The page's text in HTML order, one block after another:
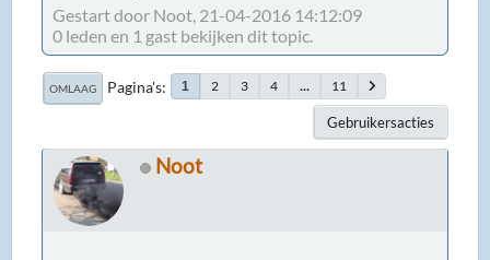
Gestart door Noot, 21-04-2016 14:12:09
0 leden en 1 gast bekijken dit topic.
OMLAAG Pagina's 1 2 3 4 ... 11
Gebruikersacties
Noot